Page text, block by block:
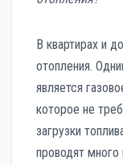
В квартирах и
отопления.
является
которое не
загрузки
проводят